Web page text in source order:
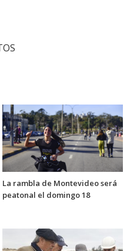
La rambla de Montevideo será
peatonal el domingo 18